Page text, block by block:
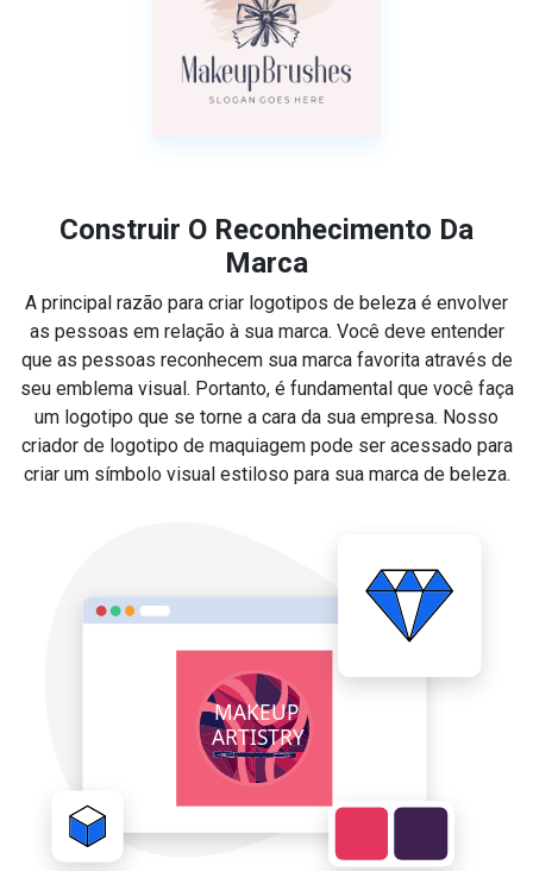
Construir O Reconhecimento Da
Marca
A principal razão para criar logotipos de beleza é envolver
as pessoas em relação à sua marca. Você deve entender
que as pessoas reconhecem sua marca favorita através de
seu emblema visual. Portanto, é fundamental que você faça
um logotipo que se torne a cara da sua empresa. Nosso
criador de logotipo de maquiagem pode ser acessado para
criar um símbolo visual estiloso para sua marca de beleza.